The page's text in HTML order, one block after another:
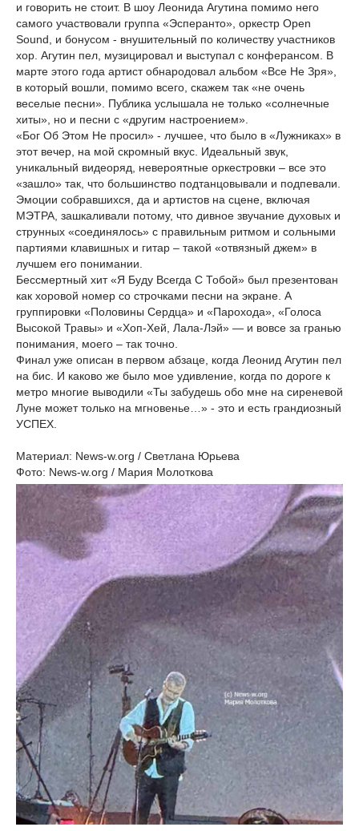
и говорить не стоит. В шоу Леонида Агутина помимо него
самого участвовали группа «Эсперанто», оркестр Open
Sound, и бонусом - внушительный по количеству участников
хор. Агутин пел, музицировал и выступал с конферансом. В
марте этого года артист обнародовал альбом «Все Не Зря»,
в который вошли, помимо всего, скажем так «не очень
веселые песни». Публика услышала не только «солнечные
хиты», но и песни с «другим настроением».
«Бог Об Этом Не просил» - лучшее, что было в «Лужниках» в
этот вечер, на мой скромный вкус. Идеальный звук,
уникальный видеоряд, невероятные оркестровки – все это
«зашло» так, что большинство подтанцовывали и подпевали.
Эмоции собравшихся, да и артистов на сцене, включая
МЭТРА, зашкаливали потому, что дивное звучание духовых и
струнных «соединялось» с правильным ритмом и сольными
партиями клавишных и гитар – такой «отвязный джем» в
лучшем его понимании.
Бессмертный хит «Я Буду Всегда С Тобой» был презентован
как хоровой номер со строчками песни на экране. А
группировки «Половины Сердца» и «Парохода», «Голоса
Высокой Травы» и «Хоп-Хей, Лала-Лэй» — и вовсе за гранью
понимания, моего – так точно.
Финал уже описан в первом абзаце, когда Леонид Агутин пел
на бис. И каково же было мое удивление, когда по дороге к
метро многие выводили «Ты забудешь обо мне на сиреневой
Луне может только на мгновенье…» - это и есть грандиозный
УСПЕХ.
Материал: News-w.org / Светлана Юрьева
Фото: News-w.org / Мария Молоткова